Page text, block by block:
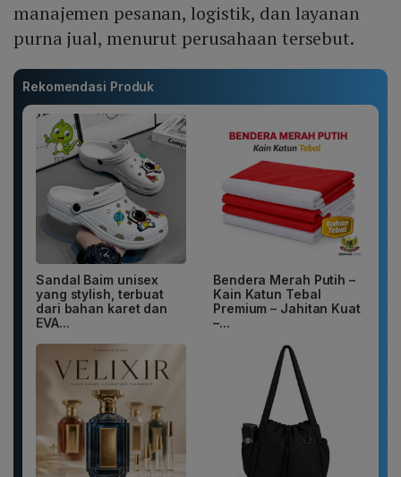
manajemen pesanan, logistik, dan layanan
purna jual, menurut perusahaan tersebut.
Rekomendasi Produk
Sandal Baim unisex
yang stylish, terbuat
dari bahan karet dan
EVA...
Bendera Merah Putih –
Kain Katun Tebal
Premium – Jahitan Kuat
–...